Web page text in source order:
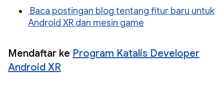
Baca postingan blog tentang fitur baru untuk
Android XR dan mesin game
Mendaftar ke Program Katalis Developer
Android XR